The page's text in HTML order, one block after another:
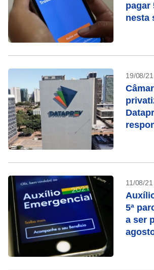
pagar
nesta
19/08/
11/08/
5ª
a ser